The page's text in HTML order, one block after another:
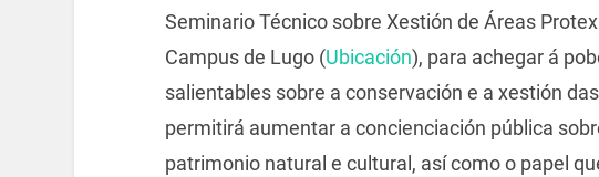
Seminario Técnico sobre Xestión de Áreas
Campus de Lugo (Ubicación), para achegar á
salientables sobre a conservación e a xestión
permitirá aumentar a concienciación pública
patrimonio natural e cultural, así como o papel